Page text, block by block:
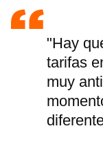
"Hay
tarifas
muy